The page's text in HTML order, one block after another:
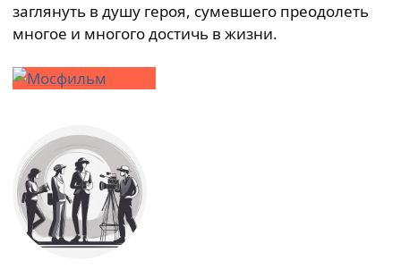
заглянуть в душу героя, сумевшего преодолеть
многое и многого достичь в жизни.